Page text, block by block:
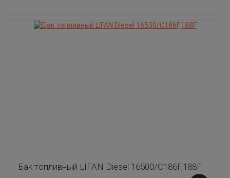
Бак топливный LIFAN Diesel 16500/C186F,188F